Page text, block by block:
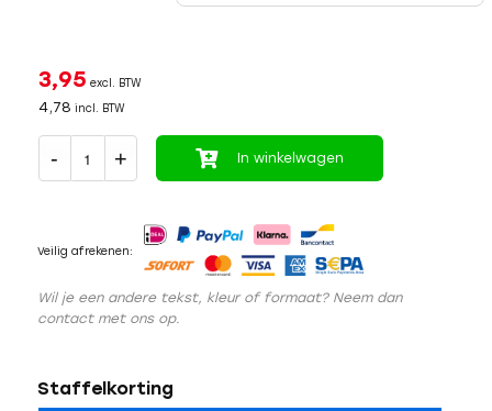
3,95 excl. BTW
4,78 incl. BTW
In winkelwagen
Veilig afrekenen:
Wil je een andere tekst, kleur of formaat? Neem dan
contact met ons op.
Staffelkorting